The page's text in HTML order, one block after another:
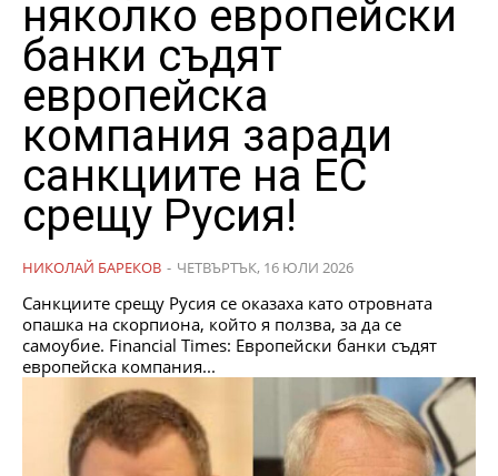
няколко европейски
банки съдят
европейска
компания заради
санкциите на ЕС
срещу Русия!
НИКОЛАЙ БАРЕКОВ - ЧЕТВЪРТЪК, 16 ЮЛИ 2026
Санкциите срещу Русия се оказаха като отровната
опашка на скорпиона, който я ползва, за да се
самоубие. Financial Times: Европейски банки съдят
европейска компания...